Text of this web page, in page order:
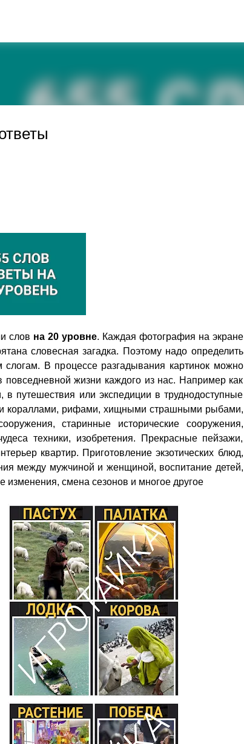
слов на 20 уровне. Каждая фотография на экране
словесная загадка. Поэтому надо определить
В процессе разгадывания картинок можно
жизни каждого из нас. Например как
путешествия или экспедиции в труднодоступные
кораллами, рифами, хищными страшными рыбами,
старинные исторические сооружения,
техники, изобретения. Прекрасные пейзажи,
квартир. Приготовление экзотических блюд,
между мужчиной и женщиной, воспитание детей,
смена сезонов и многое другое